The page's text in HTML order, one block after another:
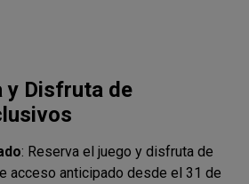
y Disfruta de
: Reserva el juego y disfruta de
acceso anticipado desde el 31 de